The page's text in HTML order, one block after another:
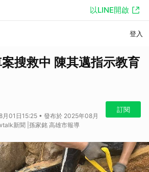
以LINE開啟
登入
搜救中 陳其邁指示教育
01日15:25 • 發布於 2025年08月
新聞 |孫家銘 高雄市報導
訂閱